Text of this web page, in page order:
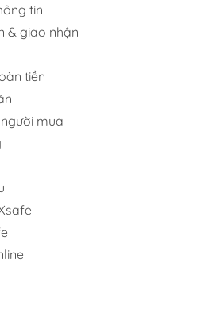
tin
& giao nhận
tiền
mua